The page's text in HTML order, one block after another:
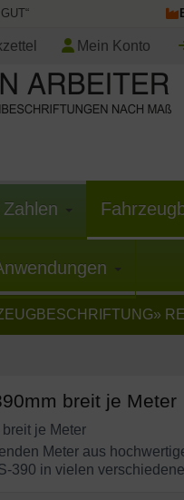
Mein Konto
»
breit je Meter
je Meter
Meter aus
390 in vielen